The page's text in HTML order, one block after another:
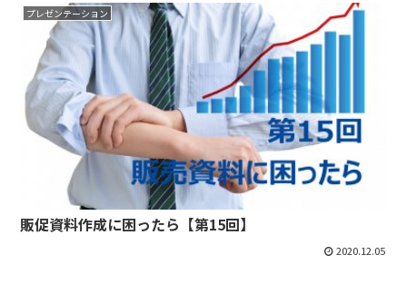
プレゼンテーション
販促資料作成に困ったら【第15回】
2020.12.05